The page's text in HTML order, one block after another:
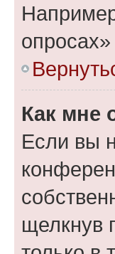
опросах»
Как мне
Если вы
щелкнув